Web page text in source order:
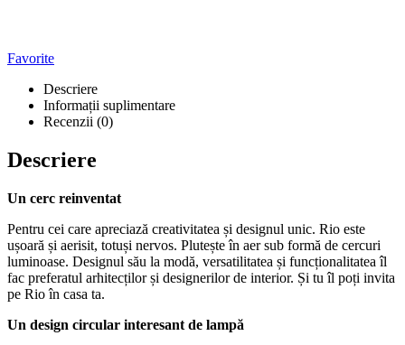
Favorite
Descriere
Informații suplimentare
Recenzii (0)
Descriere
Un cerc reinventat
Pentru cei care apreciază creativitatea și designul unic. Rio este
ușoară și aerisit, totuși nervos. Plutește în aer sub formă de cercuri
luminoase. Designul său la modă, versatilitatea și funcționalitatea îl
fac preferatul arhitecților și designerilor de interior. Și tu îl poți invita
pe Rio în casa ta.
Un design circular interesant de lampă